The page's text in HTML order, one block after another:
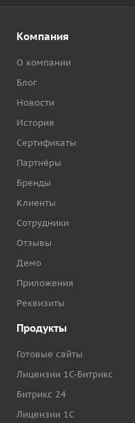
Компания
О компании
Блог
Новости
История
Сертификаты
Партнёры
Бренды
Клиенты
Сотрудники
Отзывы
Демо
Приложения
Реквизиты
Продукты
Готовые сайты
Лицензии 1С-Битрикс
Битрикс 24
Лицензии 1С